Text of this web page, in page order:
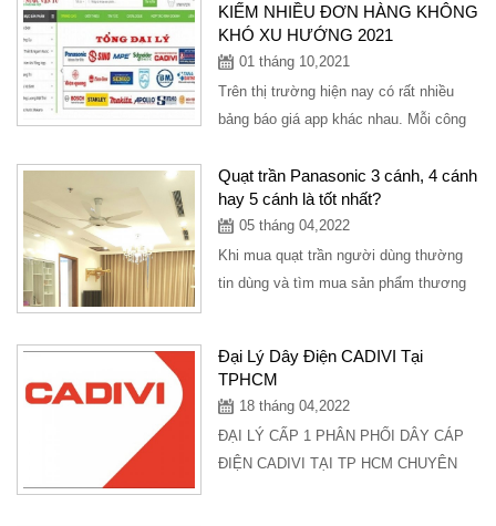
KIẾM NHIỀU ĐƠN HÀNG KHÔNG
KHÓ XU HƯỚNG 2021
01 tháng 10,2021
Trên thị trường hiện nay có rất nhiều
bảng báo giá app khác nhau. Mỗi công
khác...
Quạt trần Panasonic 3 cánh, 4 cánh
hay 5 cánh là tốt nhất?
05 tháng 04,2022
Khi mua quạt trần người dùng thường
tin dùng và tìm mua sản phẩm thương
Đại Lý Dây Điện CADIVI Tại
TPHCM
18 tháng 04,2022
ĐẠI LÝ CẤP 1 PHÂN PHỐI DÂY CÁP
ĐIỆN CADIVI TẠI TP HCM CHUYÊN